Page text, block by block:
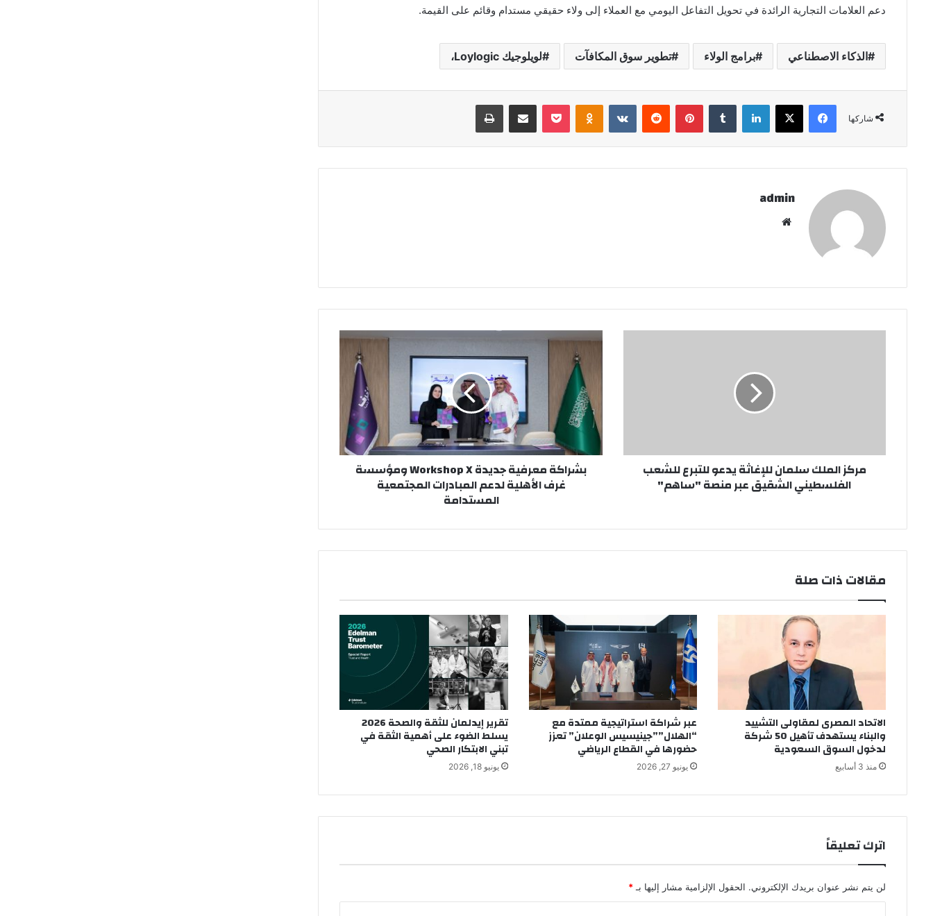
دعم العلامات التجارية الرائدة في تحويل التفاعل اليومي مع العملاء إلى ولاء حقيقي مستدام وقائم على القيمة.
الذكاء الاصطناعي برامج الولاء تطوير سوق المكافآت لويلوجيك Loylogic،
شاركها
فيسبوك ‫X لينكدإن بينتيريست Odnoklassniki
‫Pocket مشاركة عبر البريد طباعة
admin
الشقيق
مركز الملك سلمان للإغاثة يدعو للتبرع للشعب
الفلسطيني الشقيق عبر منصة "ساهم"
معرفية
جديدة Workshop
X ومؤسسة
غرف
الأهلية
لدعم
المبادرات
المجتمعية
المستدامة
بشراكة معرفية جديدة Workshop X ومؤسسة
غرف الأهلية لدعم المبادرات المجتمعية
المستدامة
مقالات ذات صلة
الاتحاد المصرى لمقاولى التشييد
والبناء يستهدف تأهيل 50 شركة
لدخول السوق السعودية
منذ 3 أسابيع
عبر شراكة استراتيجية ممتدة مع
“الهلال””جينيسيس الوعلان” تعزز
حضورها في القطاع الرياضي
يونيو 27, 2026
تقرير إيدلمان للثقة والصحة 2026
يسلط الضوء على أهمية الثقة في
تبني الابتكار الصحي
يونيو 18, 2026
اترك تعليقاً
لن يتم نشر عنوان بريدك الإلكتروني. الحقول الإلزامية مشار إليها بـ *